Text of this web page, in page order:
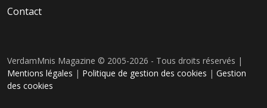
Contact
VerdamMnis Magazine © 2005-2026 - Tous droits réservés |
Mentions légales | Politique de gestion des cookies | Gestion
des cookies